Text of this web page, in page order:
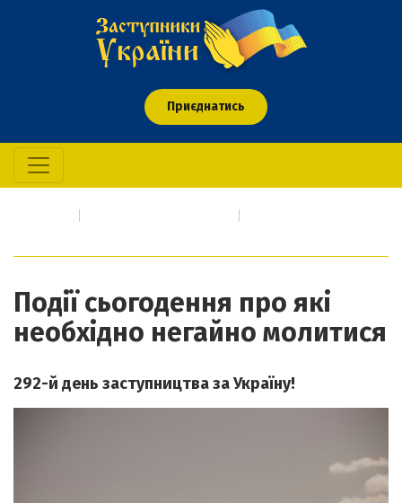
Приєднатись
Події сьогодення про які
необхідно негайно молитися
292-й день заступництва за Україну!